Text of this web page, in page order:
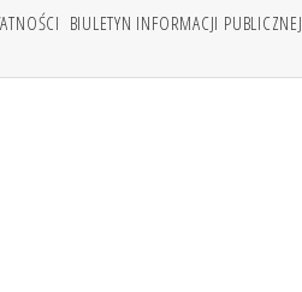
BIULETYN INFORMACJI PUBLICZNEJ